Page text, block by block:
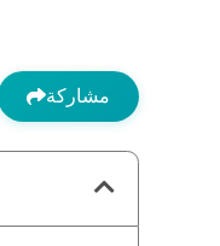
مشاركة